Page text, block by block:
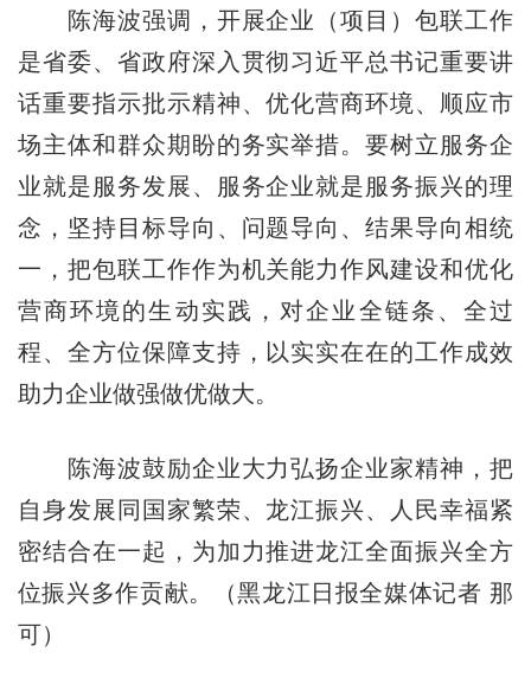
陈海波强调，开展企业（项目）包联工作
是省委、省政府深入贯彻习近平总书记重要讲
话重要指示批示精神、优化营商环境、顺应市
场主体和群众期盼的务实举措。要树立服务企
业就是服务发展、服务企业就是服务振兴的理
念，坚持目标导向、问题导向、结果导向相统
一，把包联工作作为机关能力作风建设和优化
营商环境的生动实践，对企业全链条、全过
程、全方位保障支持，以实实在在的工作成效
助力企业做强做优做大。
陈海波鼓励企业大力弘扬企业家精神，把
自身发展同国家繁荣、龙江振兴、人民幸福紧
密结合在一起，为加力推进龙江全面振兴全方
位振兴多作贡献。（黑龙江日报全媒体记者 那
可）